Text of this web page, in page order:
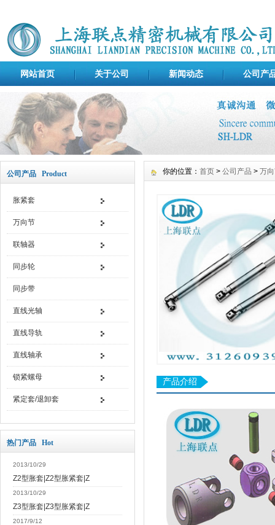
网站首页 关于公司 新闻动态 公司产
公司产品 Product
胀紧套
万向节
联轴器
同步轮
同步带
直线光轴
直线导轨
直线轴承
锁紧螺母
紧定套/退卸套
热门产品 Hot
2013/10/29
Z2型胀套|Z2型胀紧套|Z
2013/10/29
Z3型胀套|Z3型胀紧套|Z
2017/9/12
你的位置： 首页 > 公司产品 > 万
产品介绍